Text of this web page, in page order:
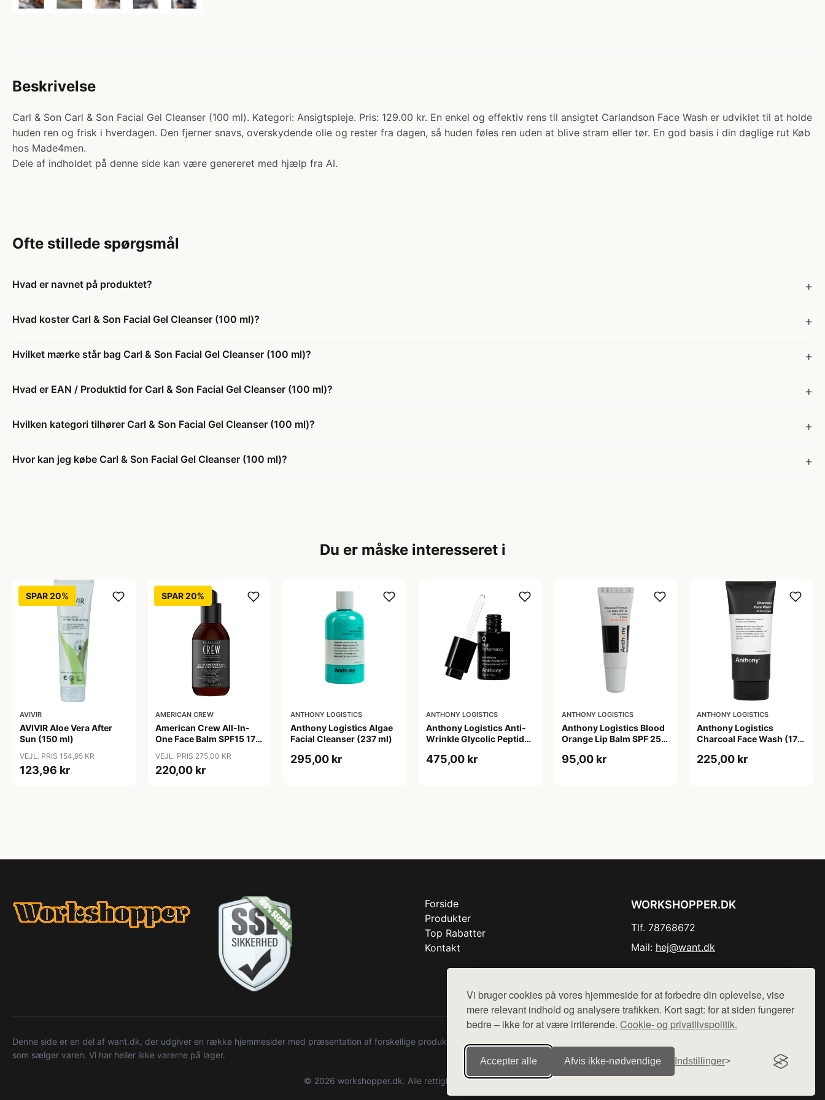
Vi bruger cookies på vores hjemmeside for at forbedre din oplevelse, vise
mere relevant indhold og analysere trafikken. Kort sagt: for at siden fungerer
bedre – ikke for at være irriterende. Cookie- og privatlivspolitik.
Accepter alle Afvis ikke‑nødvendige Indstillinger
Beskrivelse
Carl & Son Carl & Son Facial Gel Cleanser (100 ml). Kategori: Ansigtspleje. Pris: 129.00 kr. En enkel og effektiv rens til ansigtet Carlandson Face Wash er udviklet til at holde
huden ren og frisk i hverdagen. Den fjerner snavs, overskydende olie og rester fra dagen, så huden føles ren uden at blive stram eller tør. En god basis i din daglige rut Køb
hos Made4men.
Dele af indholdet på denne side kan være genereret med hjælp fra AI.
Ofte stillede spørgsmål
Hvad er navnet på produktet?
Hvad koster Carl & Son Facial Gel Cleanser (100 ml)?
Hvilket mærke står bag Carl & Son Facial Gel Cleanser (100 ml)?
Hvad er EAN / Produktid for Carl & Son Facial Gel Cleanser (100 ml)?
Hvilken kategori tilhører Carl & Son Facial Gel Cleanser (100 ml)?
Hvor kan jeg købe Carl & Son Facial Gel Cleanser (100 ml)?
Du er måske interesseret i
SPAR 20%
AVIVIR
AVIVIR Aloe Vera After
Sun (150 ml)
VEJL. PRIS 154,95 KR
123,96 kr
SPAR 20%
AMERICAN CREW
American Crew All-In-
One Face Balm SPF15 170
VEJL. PRIS 275,00 KR
220,00 kr
ANTHONY LOGISTICS
Anthony Logistics Algae
Facial Cleanser (237 ml)
295,00 kr
ANTHONY LOGISTICS
Anthony Logistics Anti-
Wrinkle Glycolic Peptide
475,00 kr
ANTHONY LOGISTICS
Anthony Logistics Blood
Orange Lip Balm SPF 25
95,00 kr
ANTHONY LOGISTICS
Anthony Logistics
Charcoal Face Wash (177
225,00 kr
Forside
Produkter
Top Rabatter
Kontakt
WORKSHOPPER.DK
Tlf. 78768672
Mail: hej@want.dk
Denne side er en del af want.dk, der udgiver en række hjemmesider med præsentation af forskellige produkter fra diverse webshops. Der sælges ikke varer fra denne side - vi henviser til de shops,
som sælger varen. Vi har heller ikke varerne på lager.
© 2026 workshopper.dk. Alle rettigheder forbeholdes.